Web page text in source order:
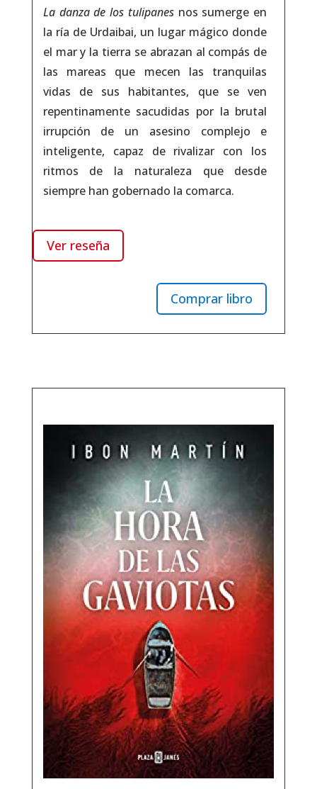
La danza de los tulipanesnos sumerge en
la ría de Urdaibai, un lugar mágico donde
el mar y la tierra se abrazan al compás de
las mareas que mecen las tranquilas
vidas de sus habitantes, que se ven
repentinamente sacudidas por la brutal
irrupción de un asesino complejo e
inteligente, capaz de rivalizar con los
ritmos de la naturaleza que desde
siempre han gobernado la comarca.
Ver reseña
Comprar libro